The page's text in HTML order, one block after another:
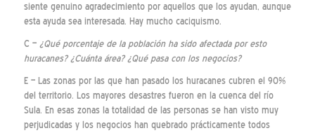
siente genuino agradecimiento por aquellos que los ayudan, aunque
esta ayuda sea interesada. Hay mucho caciquismo.
C – ¿Qué porcentaje de la población ha sido afectada por esto
huracanes? ¿Cuánta área? ¿Qué pasa con los negocios?
E – Las zonas por las que han pasado los huracanes cubren el 90%
del territorio. Los mayores desastres fueron en la cuenca del río
Sula. En esas zonas la totalidad de las personas se han visto muy
perjudicadas y los negocios han quebrado prácticamente todos